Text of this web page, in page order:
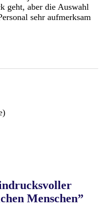
geht, aber die Auswahl
sehr aufmerksam
Menschen”